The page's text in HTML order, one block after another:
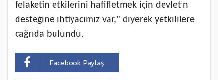
felaketin etkilerini hafifletmek için devletin
desteğine ihtiyacımız var," diyerek yetkililere
çağrıda bulundu.
Facebook Paylaş